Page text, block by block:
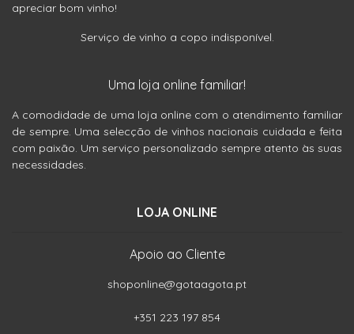
apreciar bom vinho!
Serviço de vinho a copo indisponível.
Uma loja online familiar!
A comodidade de uma loja online com o atendimento familiar
de sempre. Uma selecção de vinhos nacionais cuidada e feita
com paixão. Um serviço personalizado sempre atento às suas
necessidades.
LOJA ONLINE
Apoio ao Cliente
shoponline@gotaagota.pt
+351 223 197 854